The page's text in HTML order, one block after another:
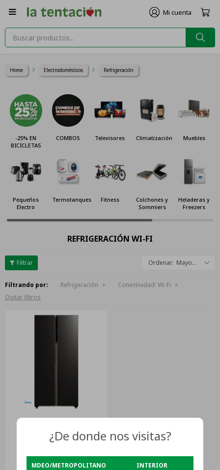

Home Electrodomésticos Refrigeración
-25% EN
BICICLETAS
COMBOS Televisores Climatización Muebles
Pequeños
Electro
Termotanques Fitness
Colchones y
Sommiers
Heladeras y
Freezers
REFRIGERACIÓN WI-FI
Mayor descuento
Filtrando por: Refrigeración Conectividad: Wi-Fi
Quitar filtros
Inverter Midea
Mdrs619gfr28 Color Negro
Con Capacidad De 482l 220v
¿De donde nos visitas?
MDEO/METROPOLITANO INTERIOR